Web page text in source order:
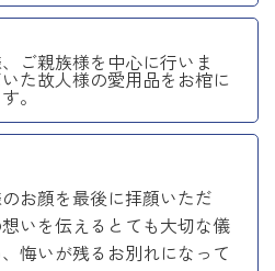
ご親族様を中心に行いま
た故人様の愛用品をお棺に
。
お顔を最後に拝顔いただ
いを伝えるとても大切な儀
悔いが残るお別れになって